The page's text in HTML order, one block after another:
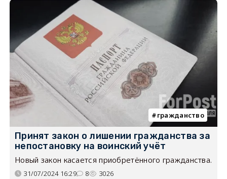
гражданство
Принят закон о лишении гражданства за
непостановку на воинский учёт
Новый закон касается приобретённого гражданства.
31/07/2024 16:29 8 3026